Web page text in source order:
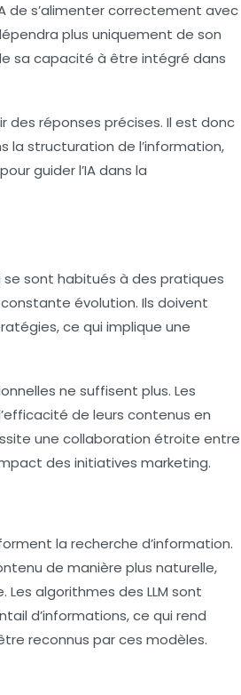
de s’alimenter correctement avec
plus uniquement de son
sa capacité à être intégré dans
des réponses précises. Il est donc
la structuration de l’information,
guider l’IA dans la
se sont habitués à des pratiques
évolution. Ils doivent
ce qui implique une
ne suffisent plus. Les
de leurs contenus en
une collaboration étroite entre
des initiatives marketing.
la recherche d’information.
de manière plus naturelle,
algorithmes des LLM sont
d’informations, ce qui rend
reconnus par ces modèles.